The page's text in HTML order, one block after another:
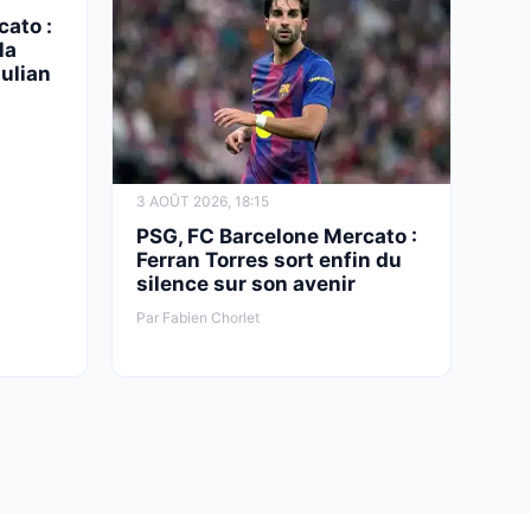
:
3 AOÛT 2026, 18:15
PSG, FC Barcelone Mercato :
Ferran Torres sort enfin du
silence sur son avenir
Par Fabien Chorlet